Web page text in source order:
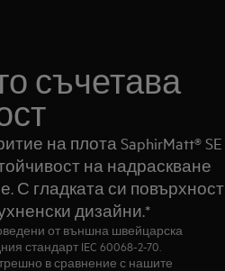
съчетава
на плота SaphirMatt® SE
на надраскване
С гладката си повърхност
дизайни.*
от външна швейцарска
стандарт IEC 60068-2-70.
в сравнение с нашите